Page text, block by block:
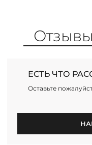
Отзывы
ЕСТЬ ЧТО
Оставьте